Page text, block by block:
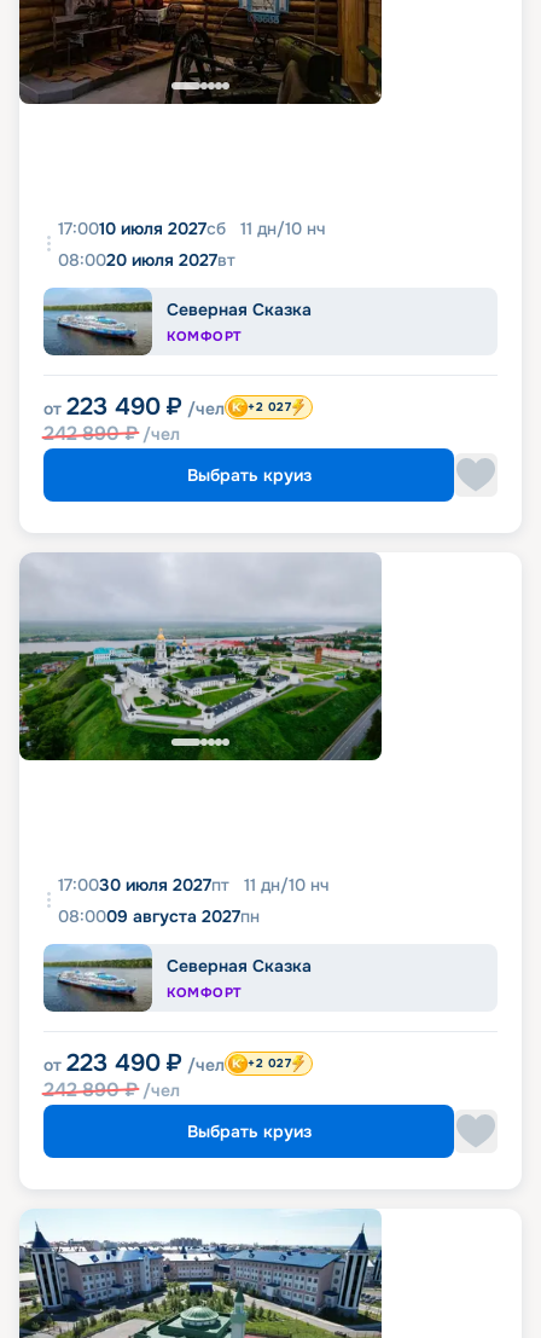
17:0010 июля 2027сб 11 дн/10 нч
08:0020 июля 2027вт
Северная Сказка
КОМФОРТ
от 223 490 ₽ /чел
242 890₽ /чел
+2 027
Выбрать круиз
17:0030 июля 2027пт 11 дн/10 нч
08:0009 августа 2027пн
Северная Сказка
КОМФОРТ
от 223 490 ₽ /чел
242 890₽ /чел
+2 027
Выбрать круиз